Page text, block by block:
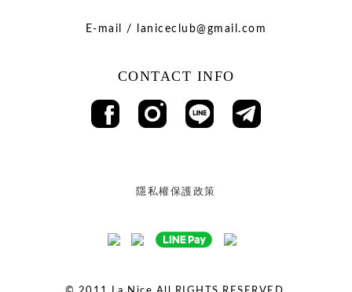
E-mail / laniceclub@gmail.com
CONTACT INFO
隱私權保護政策